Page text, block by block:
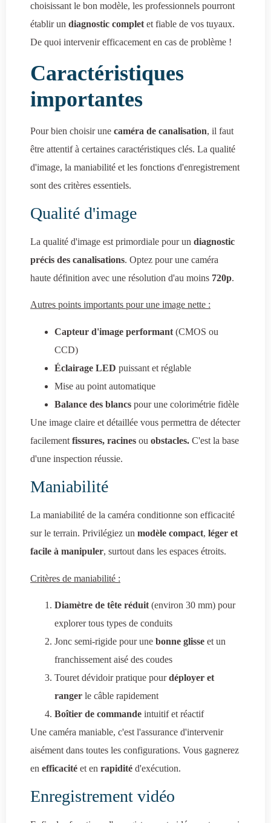
choisissant le bon modèle, les professionnels pourront
établir un diagnostic complet et fiable de vos tuyaux.
De quoi intervenir efficacement en cas de problème !
Caractéristiques
importantes
Pour bien choisir une caméra de canalisation, il faut
être attentif à certaines caractéristiques clés. La qualité
d'image, la maniabilité et les fonctions d'enregistrement
sont des critères essentiels.
Qualité d'image
La qualité d'image est primordiale pour un diagnostic
précis des canalisations. Optez pour une caméra
haute définition avec une résolution d'au moins 720p.
Autres points importants pour une image nette :
Capteur d'image performant (CMOS ou
CCD)
Éclairage LED puissant et réglable
Mise au point automatique
Balance des blancs pour une colorimétrie fidèle
Une image claire et détaillée vous permettra de détecter
facilement fissures, racines ou obstacles. C'est la base
d'une inspection réussie.
Maniabilité
La maniabilité de la caméra conditionne son efficacité
sur le terrain. Privilégiez un modèle compact, léger et
facile à manipuler, surtout dans les espaces étroits.
Critères de maniabilité :
Diamètre de tête réduit (environ 30 mm) pour
explorer tous types de conduits
Jonc semi-rigide pour une bonne glisse et un
franchissement aisé des coudes
Touret dévidoir pratique pourdéployer et
ranger le câble rapidement
Boîtier de commande intuitif et réactif
Une caméra maniable, c'est l'assurance d'intervenir
aisément dans toutes les configurations. Vous gagnerez
en efficacité et en rapidité d'exécution.
Enregistrement vidéo